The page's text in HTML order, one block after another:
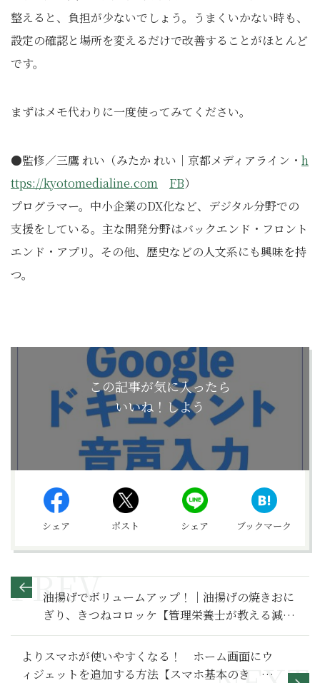
整えると、負担が少ないでしょう。うまくいかない時も、
設定の確認と場所を変えるだけで改善することがほとんど
です。
まずはメモ代わりに一度使ってみてください。
●監修／三鷹 れい（みたか れい｜京都メディアライン・ h
ttps://kyotomedialine.com
FB）
プログラマー。中小企業のDX化など、デジタル分野での
支援をしている。主な開発分野はバックエンド・フロント
エンド・アプリ。その他、歴史などの人文系にも興味を持
つ。
この記事が気に入ったら
いいね！しよう
シェア ポスト シェア ブックマーク
油揚げでボリュームアップ！｜油揚げの焼きおに
ぎり、きつねコロッケ【管理栄養士が教える減塩
レシピ】
よりスマホが使いやすくなる！ ホーム画面にウ
ィジェットを追加する方法【スマホ基本のき 第